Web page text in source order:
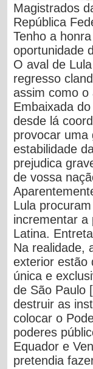
Magistrados
República
Tenho a
oportunidade
O aval de
regresso
assim como o
Embaixada
desde lá
provocar uma
estabilidade
prejudica
de vossa
Lula
incrementar a
Latina.
Na realidade,
exterior estão
única e
de São Paulo
destruir as
colocar o
poderes
Equador e
pretendia